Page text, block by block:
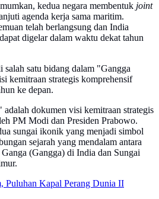
kedua negara membentuk joint
agenda kerja sama maritim.
telah berlangsung dan India
digelar dalam waktu dekat tahun
salah satu bidang dalam "Gangga
kemitraan strategis komprehensif
ke depan.
dokumen visi kemitraan strategis
PM Modi dan Presiden Prabowo.
sungai ikonik yang menjadi simbol
sejarah yang mendalam antara
(Gangga) di India dan Sungai
Puluhan Kapal Perang Dunia II